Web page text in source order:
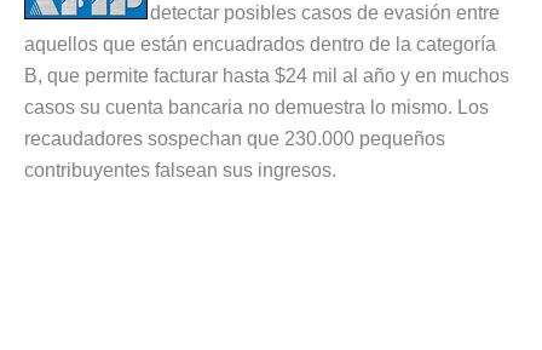
detectar posibles casos de evasión entre
aquellos que están encuadrados dentro de la categoría
B, que permite facturar hasta $24 mil al año y en muchos
casos su cuenta bancaria no demuestra lo mismo. Los
recaudadores sospechan que 230.000 pequeños
contribuyentes falsean sus ingresos.